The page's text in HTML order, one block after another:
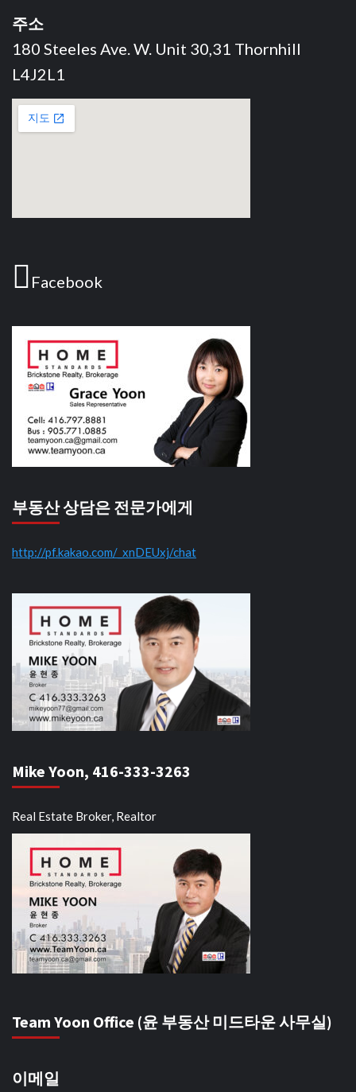
주소
180 Steeles Ave. W. Unit 30,31 Thornhill
L4J2L1
Facebook
부동산 상담은 전문가에게
http://pf.kakao.com/_xnDEUxj/chat
Mike Yoon, 416-333-3263
Real Estate Broker, Realtor
Team Yoon Office (윤 부동산 미드타운 사무실)
이메일